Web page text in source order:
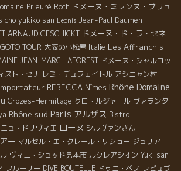
Prieuré Roch ドメーヌ・ミレンヌ・ブリュ
cho yukiko san Leonis Jean-Paul Daumen
ARNAUD GESCHICKT ドメーヌ・ド・ラ・セネ
TOUR 大阪の小松屋 Italie Les Affranchis
JEAN-MARC LAFOREST ドメーヌ・シャルロッ
スト・セナ レミ・デュフェイトル アシニャン村
REBECCA Nîmes Rhône Domaine
Crozes-Hermitage クロ・ルジャール ヴァランタ
Rhône sud Paris アルザス Bistro
ュ・ドリヴィエ ローヌ シルヴァンさん
ー マルセル・エ・クレール・リショー ジュリア
ヴィニ・シュッド見本市 ルクレアシオン Yuki san
フルーリー DIVE BOUTELLE ドゥニ・ペノ レピュブ